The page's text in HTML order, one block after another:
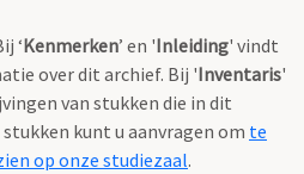
‘Kenmerken’ en 'Inleiding' vindt
over dit archief. Bij 'Inventaris'
van stukken die in dit
kunt u aanvragen om te
op onze studiezaal.